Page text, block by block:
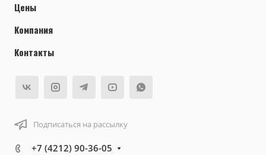
Цены
Компания
Контакты
Подписаться на рассылку
+7 (4212) 90-36-05